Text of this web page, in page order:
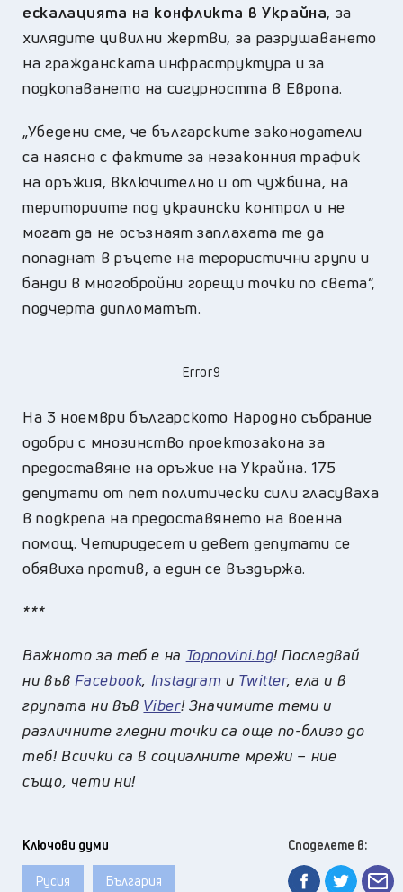
ескалацията на конфликта в Украйна, за
хилядите цивилни жертви, за разрушаването
на гражданската инфраструктура и за
подкопаването на сигурността в Европа.
„Убедени сме, че българските законодатели
са наясно с фактите за незаконния трафик
на оръжия, включително и от чужбина, на
териториите под украински контрол и не
могат да не осъзнаят заплахата те да
попаднат в ръцете на терористични групи и
банди в многобройни горещи точки по света“,
подчерта дипломатът.
Error9
На 3 ноември българското Народно събрание
одобри с мнозинство проектозакона за
предоставяне на оръжие на Украйна. 175
депутати от пет политически сили гласуваха
в подкрепа на предоставянето на военна
помощ. Четиридесет и девет депутати се
обявиха против, а един се въздържа.
***
Важното за теб е на Topnovini.bg! Последвай
ни във Facebook, Instagram и Twitter, ела и в
групата ни във Viber! Значимите теми и
различните гледни точки са още по-близо до
теб! Всички са в социалните мрежи – ние
също, чети ни!
Ключови думи
Русия България
Споделете в: